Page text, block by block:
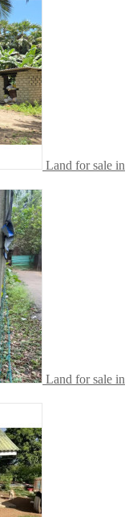
Land for sale in
Land for sale in